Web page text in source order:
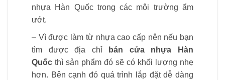
nhựa Hàn Quốc trong các môi trường ẩm
ướt.
– Vì được làm từ nhựa cao cấp nên nếu bạn
tìm được địa chỉ
bán cửa nhựa Hàn
Quốc thì sản phẩm đó sẽ có khối lượng nhẹ
hơn. Bên cạnh đó quá trình lắp đặt dễ dàng